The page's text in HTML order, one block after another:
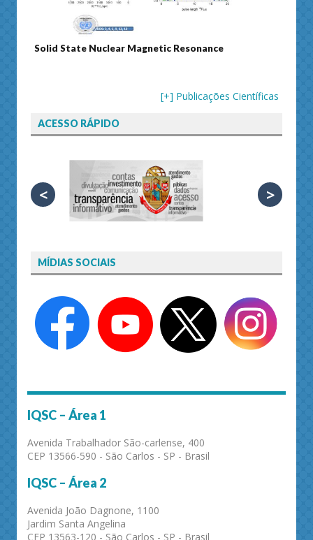
Magnetic Resonance Journal of Separation
[+] Publicações Científicas
ACESSO RÁPIDO
< >
MÍDIAS SOCIAIS
IQSC – Área 1
Avenida Trabalhador São-carlense, 400
CEP 13566-590 - São Carlos - SP - Brasil
IQSC – Área 2
Avenida João Dagnone, 1100
Jardim Santa Angelina
CEP 13563-120 - São Carlos - SP - Brasil